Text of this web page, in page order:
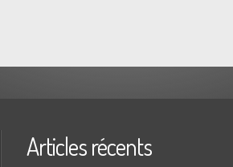
Articles récents